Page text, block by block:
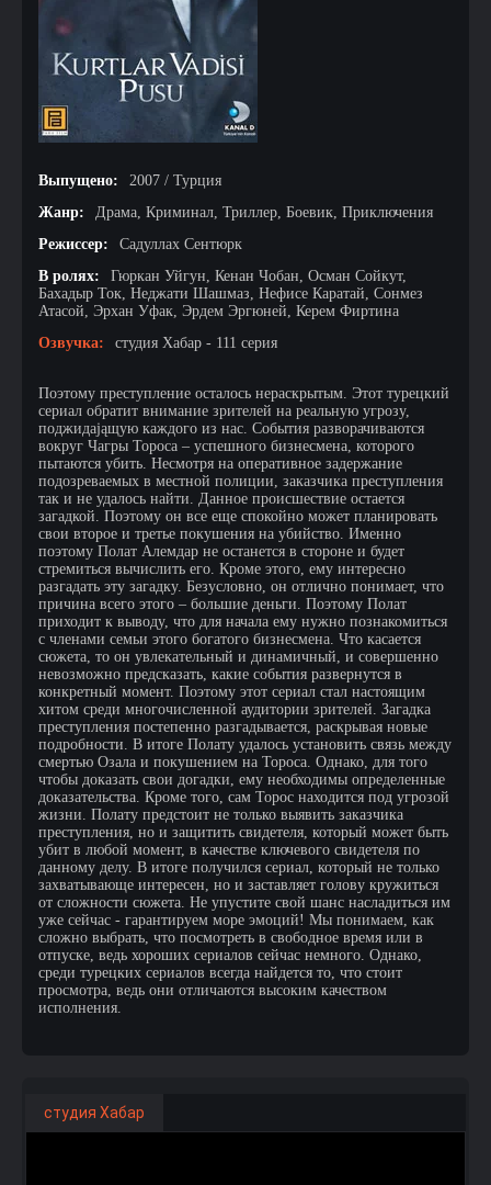
Выпущено:
2007 / Турция
Жанр:
Драма, Криминал, Триллер, Боевик, Приключения
Режиссер:
Садуллах Сентюрк
В ролях:
Гюркан Уйгун, Кенан Чобан, Осман Сойкут,
Бахадыр Ток, Неджати Шашмаз, Нефисе Каратай, Сонмез
Атасой, Эрхан Уфак, Эрдем Эргюней, Керем Фиртина
Озвучка:
студия Хабар - 111 серия
Поэтому преступление осталось нераскрытым. Этот турецкий
сериал обратит внимание зрителей на реальную угрозу,
поджидająщую каждого из нас. События разворачиваются
вокруг Чагры Тороса – успешного бизнесмена, которого
пытаются убить. Несмотря на оперативное задержание
подозреваемых в местной полиции, заказчика преступления
так и не удалось найти. Данное происшествие остается
загадкой. Поэтому он все еще спокойно может планировать
свои второе и третье покушения на убийство. Именно
поэтому Полат Алемдар не останется в стороне и будет
стремиться вычислить его. Кроме этого, ему интересно
разгадать эту загадку. Безусловно, он отлично понимает, что
причина всего этого – большие деньги. Поэтому Полат
приходит к выводу, что для начала ему нужно познакомиться
с членами семьи этого богатого бизнесмена. Что касается
сюжета, то он увлекательный и динамичный, и совершенно
невозможно предсказать, какие события развернутся в
конкретный момент. Поэтому этот сериал стал настоящим
хитом среди многочисленной аудитории зрителей. Загадка
преступления постепенно разгадывается, раскрывая новые
подробности. В итоге Полату удалось установить связь между
смертью Озала и покушением на Тороса. Однако, для того
чтобы доказать свои догадки, ему необходимы определенные
доказательства. Кроме того, сам Торос находится под угрозой
жизни. Полату предстоит не только выявить заказчика
преступления, но и защитить свидетеля, который может быть
убит в любой момент, в качестве ключевого свидетеля по
данному делу. В итоге получился сериал, который не только
захватывающе интересен, но и заставляет голову кружиться
от сложности сюжета. Не упустите свой шанс насладиться им
уже сейчас - гарантируем море эмоций! Мы понимаем, как
сложно выбрать, что посмотреть в свободное время или в
отпуске, ведь хороших сериалов сейчас немного. Однако,
среди турецких сериалов всегда найдется то, что стоит
просмотра, ведь они отличаются высоким качеством
исполнения.
студия Хабар